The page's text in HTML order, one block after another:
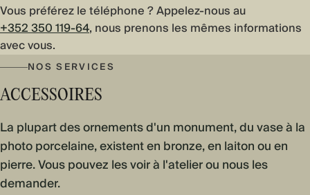
Vous préférez le téléphone ? Appelez-nous au
+352 350 119-64, nous prenons les mêmes informations
avec vous.
NOS SERVICES
ACCESSOIRES
La plupart des ornements d'un monument, du vase à la
photo porcelaine, existent en bronze, en laiton ou en
pierre. Vous pouvez les voir à l'atelier ou nous les
demander.